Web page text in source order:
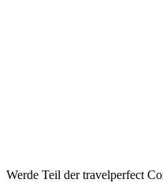
Werde Teil der travelperfect